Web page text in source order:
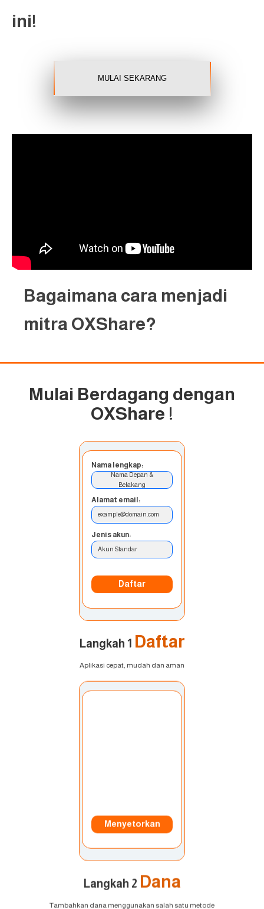
ini!
MULAI SEKARANG
Bagaimana cara menjadi
mitra OXShare?
Mulai Berdagang dengan
OXShare !
Nama lengkap:
Nama Depan &
Belakang
Alamat email:
example@domain.com
Jenis akun:
Akun Standar
Daftar
Langkah 1 Daftar
Aplikasi cepat, mudah dan aman
Menyetorkan
Langkah 2 Dana
Tambahkan dana menggunakan salah satu metode